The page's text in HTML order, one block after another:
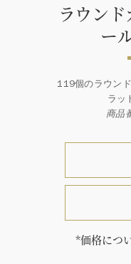
ラウン
ー
119個のラウン
ラッ
商品
*価格につ